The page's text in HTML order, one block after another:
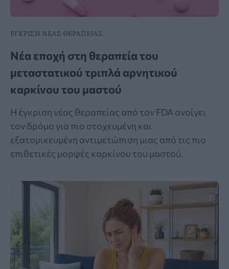
ΕΓΚΡΙΣΗ ΝΕΑΣ ΘΕΡΑΠΕΙΑΣ
Νέα εποχή στη θεραπεία του
μεταστατικού τριπλά αρνητικού
καρκίνου του μαστού
Η έγκριση νέας θεραπείας από τον FDA ανοίγει
τον δρόμο για πιο στοχευμένη και
εξατομικευμένη αντιμετώπιση μιας από τις πιο
επιθετικές μορφές καρκίνου του μαστού.